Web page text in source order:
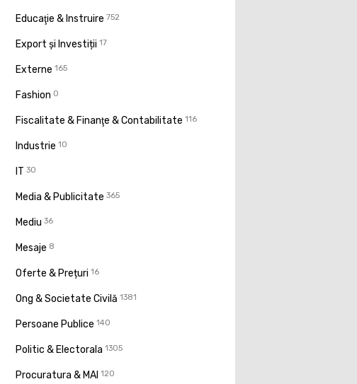
Educaţie & Instruire 752
Export și Investiții 17
Externe 165
Fashion 0
Fiscalitate & Finanţe & Contabilitate 116
Industrie 10
IT 30
Media & Publicitate 365
Mediu 36
Mesaje 8
Oferte & Prețuri 16
Ong & Societate Civilă 1381
Persoane Publice 140
Politic & Electorala 1305
Procuratura & MAI 120